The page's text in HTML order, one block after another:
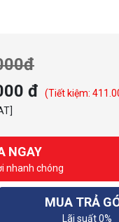
đ
(Tiết kiệm:
NGAY
nhanh chóng
MUA TRẢ
Lãi suất 0%